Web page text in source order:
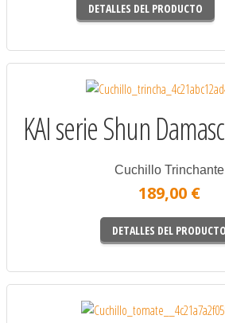
DETALLES DEL PRODUCTO
KAI serie Shun
Cuchillo Trinchante
189,00 €
DETALLES DEL PRODUCTO